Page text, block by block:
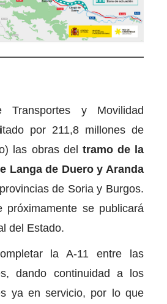
Transportes y Movilidad
tado por 211,8 millones de
las obras del tramo de la
Langa de Duero y Aranda
de Soria y Burgos.
próximamente se publicará
del Estado.
la A-11 entre las
dando continuidad a los
ya en servicio, por lo que